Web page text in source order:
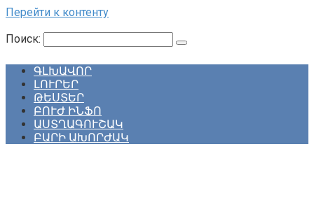
Перейти к контенту
Поиск:
ԳԼԽԱՎՈՐ
ԼՈՒՐԵՐ
ԹԵՍՏԵՐ
ԲՈՒԺ ԻՆՖՈ
ԱՍՏՂԱԳՈՒՇԱԿ
ԲԱՐԻ ԱԽՈՐԺԱԿ